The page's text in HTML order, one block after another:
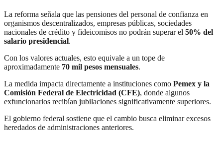
La reforma señala que las pensiones del personal de confianza en
organismos descentralizados, empresas públicas, sociedades
nacionales de crédito y fideicomisos no podrán superar el 50% del
salario presidencial.
Con los valores actuales, esto equivale a un tope de
aproximadamente 70 mil pesos mensuales.
La medida impacta directamente a instituciones como Pemex y la
Comisión Federal de Electricidad (CFE), donde algunos
exfuncionarios recibían jubilaciones significativamente superiores.
El gobierno federal sostiene que el cambio busca eliminar excesos
heredados de administraciones anteriores.